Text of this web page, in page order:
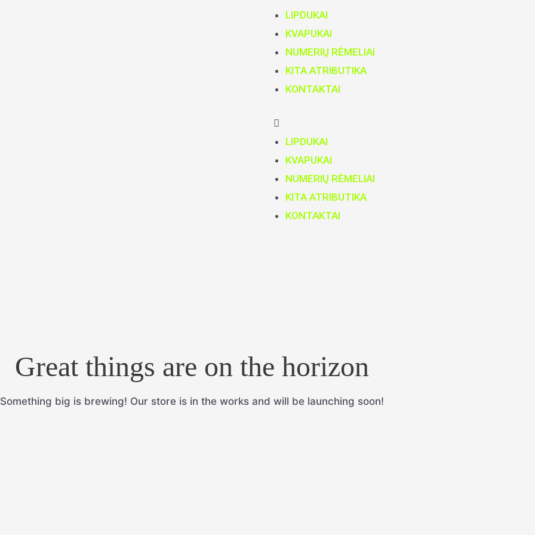
LIPDUKAI
KVAPUKAI
NUMERIŲ RĖMELIAI
KITA ATRIBUTIKA
KONTAKTAI
Menu
LIPDUKAI
KVAPUKAI
NUMERIŲ RĖMELIAI
KITA ATRIBUTIKA
KONTAKTAI
Great things are on the horizon
Something big is brewing! Our store is in the works and will be launching soon!